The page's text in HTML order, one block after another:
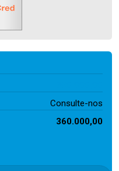
Consulte-nos
360.000,00